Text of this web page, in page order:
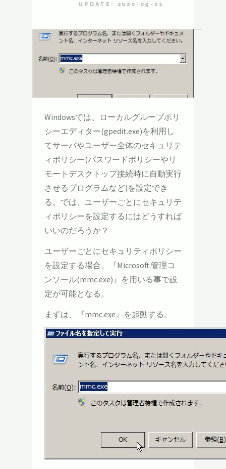
UPDATE: 2020-09-21
Windowsでは、ローカルグループポリ
シーエディター(gpedit.exe)を利用し
てサーバやユーザー全体のセキュリテ
ィポリシー(パスワードポリシーやリ
モートデスクトップ接続時に自動実行
させるプログラムなど)を設定でき
る。では、ユーザーごとにセキュリテ
ィポリシーを設定するにはどうすれば
いいのだろうか？
ユーザーごとにセキュリティポリシー
を設定する場合、『Microsoft 管理コ
ンソール(mmc.exe)』を用いる事で設
定が可能となる。
まずは、『mmc.exe』を起動する。